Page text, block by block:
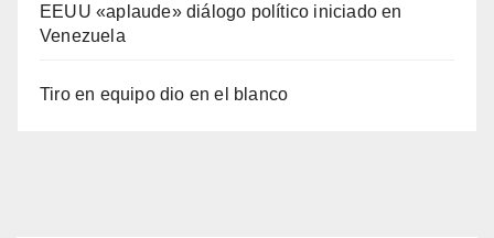
EEUU «aplaude» diálogo político iniciado en
Venezuela
Tiro en equipo dio en el blanco